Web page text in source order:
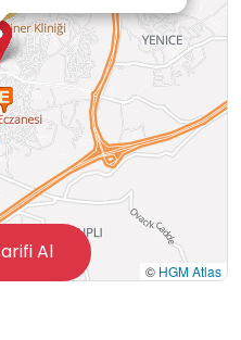
engelli erişimi
çocuk oyun
kitap
© HGM Atlas
Al